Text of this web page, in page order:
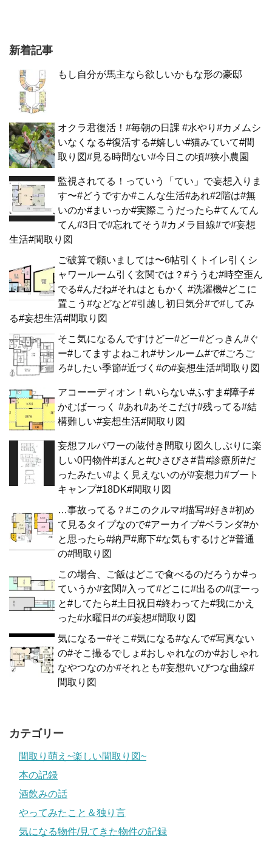
新着記事
もし自分が馬主なら欲しいかもな形の豪邸
オクラ君復活！#毎朝の日課 #水やり#カメムシ
いなくなる#復活する#嬉しい#猫みていて#間
取り図#見る時間ない#今日この頃#狭小農園
監視されてる！っていう「てい」で妄想入りま
す〜#どうですか#こんな生活#あれ#2階は#無
いのか#まいっか#実際こうだったら#てんてん
てん#3日で#忘れてそう#カメラ目線#で#妄想
生活#間取り図
ご破算で願いましては〜6帖引くトイレ引くシ
ャワールーム引く玄関では？#ううむ#時空歪ん
でる#んだね#それはともかく #洗濯機#どこに
置こう#などなど#引越し初日気分#で#してみ
る#妄想生活#間取り図
そこ気になるんですけどー#どー#どっきん#ぐ
ー#してますよねこれ#サンルーム#で#ごろご
ろ#したい季節#近づく#の#妄想生活#間取り図
アコーーディオン！#いらない#ふすま#障子#
かむばーっく #あれ#あそこだけ#残ってる#結
構難しい#妄想生活#間取り図
妄想フルパワーの蔵付き間取り図久しぶりに楽
しい0円物件#ほんと#ひさびさ#昔#診療所#だ
ったみたい#よく見えないのが#妄想力#ブート
キャンプ#18DK#間取り図
…事故ってる？#このクルマ#描写#好き#初め
て見るタイプなので#アーカイブ#ベランダ#か
と思ったら#納戸#廊下#な気もするけど#普通
の#間取り図
この場合、ご飯はどこで食べるのだろうか#っ
ていうか#玄関#入って#どこに#出るの#ぼーっ
と#してたら#土日祝日#終わってた#我にかえ
った#水曜日#の#妄想#間取り図
気になるー#そこ#気になる#なんで#写真ない
の#そこ撮るでしょ#おしゃれなのか#おしゃれ
なやつなのか#それとも#妄想#いびつな曲線#
間取り図
カテゴリー
間取り萌え~楽しい間取り図~
本の記録
酒飲みの話
やってみたこと＆独り言
気になる物件/見てきた物件の記録